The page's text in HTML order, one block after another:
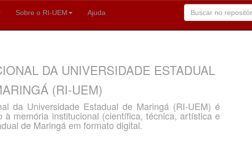
Sobre o RI-UEM Ajuda
DA UNIVERSIDADE ESTADUAL
(RI-UEM)
da Universidade Estadual de Maringá (RI-UEM) é
memória institucional (científica, técnica, artística e
de Maringá em formato digital.